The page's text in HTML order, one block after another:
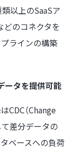
以上のSaaSア
どのコネクタを
ラインの構築
ータを提供可能
CDC（Change
差分データの
ベースへの負荷